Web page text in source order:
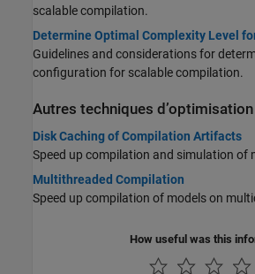
scalable compilation.
Determine Optimal Complexity Level
Guidelines and considerations for
configuration for scalable compilation.
Autres techniques d’optimisation
Disk Caching of Compilation Artifacts
Speed up compilation and simulation of
Multithreaded Compilation
Speed up compilation of models on
How useful was this